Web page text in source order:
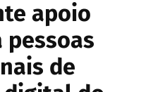
apoio
pessoas
de